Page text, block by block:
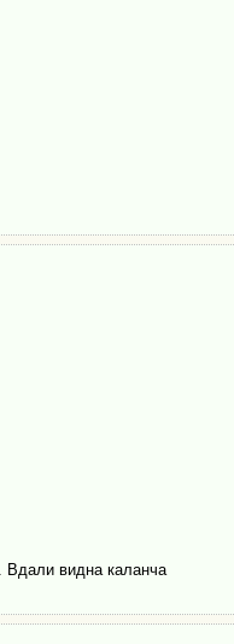
Вдали видна каланча